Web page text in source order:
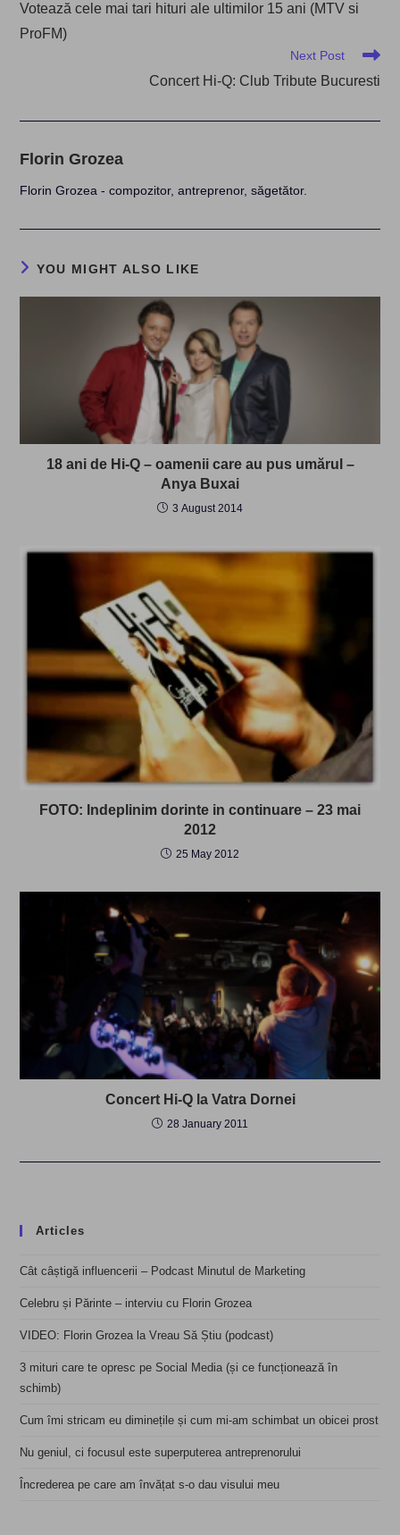
articles
Votează cele mai tari hituri ale ultimilor 15 ani (MTV si
ProFM)
Next Post
Concert Hi-Q: Club Tribute Bucuresti
Florin Grozea
Florin Grozea - compozitor, antreprenor, săgetător.
YOU MIGHT ALSO LIKE
18 ani de Hi-Q – oamenii care au pus umărul –
Anya Buxai
3 August 2014
FOTO: Indeplinim dorinte in continuare – 23 mai
2012
25 May 2012
Concert Hi-Q la Vatra Dornei
28 January 2011
Articles
Cât câștigă influencerii – Podcast Minutul de Marketing
Celebru și Părinte – interviu cu Florin Grozea
VIDEO: Florin Grozea la Vreau Să Știu (podcast)
3 mituri care te opresc pe Social Media (și ce funcționează în
schimb)
Cum îmi stricam eu diminețile și cum mi-am schimbat un obicei prost
Nu geniul, ci focusul este superputerea antreprenorului
Încrederea pe care am învățat s-o dau visului meu